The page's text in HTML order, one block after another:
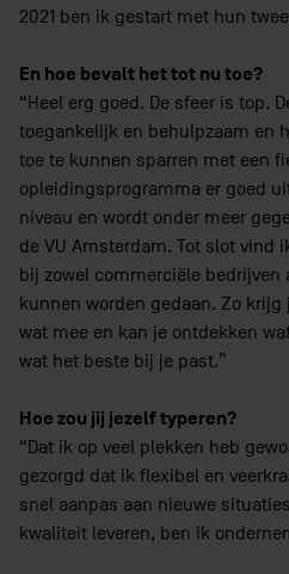
2021 ben ik gestart met hun
En hoe bevalt het tot nu toe?
“Heel erg goed. De sfeer is top.
toegankelijk en behulpzaam en
toe te kunnen sparren met een
opleidingsprogramma er goed
niveau en wordt onder meer
de VU Amsterdam. Tot slot vind
bij zowel commerciële
kunnen worden gedaan. Zo krijg
wat mee en kan je ontdekken
wat het beste bij je past.”
Hoe zou jij jezelf typeren?
“Dat ik op veel plekken heb
gezorgd dat ik flexibel en
snel aanpas aan nieuwe
kwaliteit leveren, ben ik